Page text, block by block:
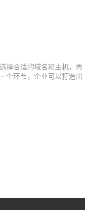
择合适的域名和主机，再
个环节，企业可以打造出